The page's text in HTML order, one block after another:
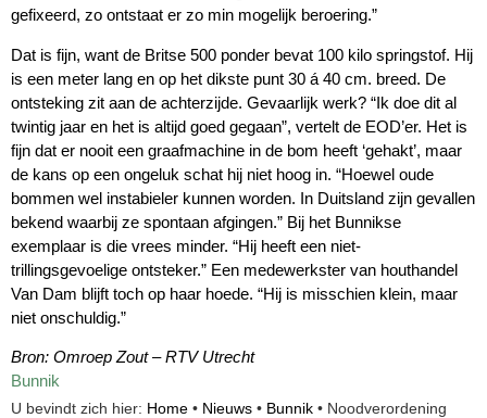
gefixeerd, zo ontstaat er zo min mogelijk beroering.”
Dat is fijn, want de Britse 500 ponder bevat 100 kilo springstof. Hij
is een meter lang en op het dikste punt 30 á 40 cm. breed. De
ontsteking zit aan de achterzijde. Gevaarlijk werk? “Ik doe dit al
twintig jaar en het is altijd goed gegaan”, vertelt de EOD’er. Het is
fijn dat er nooit een graafmachine in de bom heeft ‘gehakt’, maar
de kans op een ongeluk schat hij niet hoog in. “Hoewel oude
bommen wel instabieler kunnen worden. In Duitsland zijn gevallen
bekend waarbij ze spontaan afgingen.” Bij het Bunnikse
exemplaar is die vrees minder. “Hij heeft een niet-
trillingsgevoelige ontsteker.” Een medewerkster van houthandel
Van Dam blijft toch op haar hoede. “Hij is misschien klein, maar
niet onschuldig.”
Bron: Omroep Zout – RTV Utrecht
Bunnik
U bevindt zich hier: Home • Nieuws • Bunnik • Noodverordening